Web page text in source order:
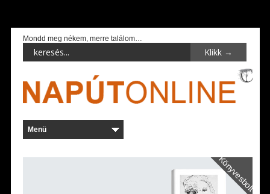
Mondd meg nékem, merre találom…
Könyvesbolt